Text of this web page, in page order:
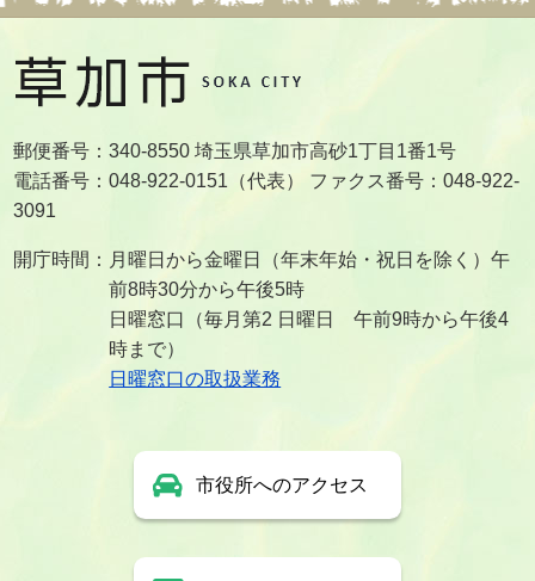
郵便番号：340-8550 埼玉県草加市高砂1丁目1番1号
電話番号：048-922-0151（代表） ファクス番号：048-922-
3091
開庁時間：月曜日から金曜日（年末年始・祝日を除く）午
前8時30分から午後5時
日曜窓口（毎月第2 日曜日 午前9時から午後4
時まで）
日曜窓口の取扱業務
市役所へのアクセス